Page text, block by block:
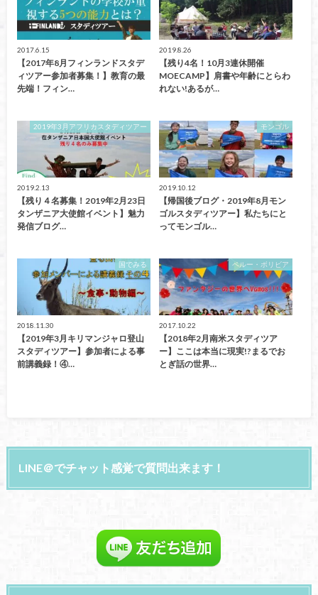
2017.6.15
【2017年8月フィンランドスタデ
ィツアー参加者募集！】教育の最
先端！フィン…
2019.8.26
【残り4名！10月3連休開催
MOECAMP】肩書や年齢にとらわ
れない!あるが…
2019年3月アフリカスタディツアー
2019.2.13
【残り４名募集！2019年2月23日
タンザニア大使館イベント】魅力
発信ブログ…
モンゴル
2019.10.12
【帰国後ブログ・2019年8月モン
ゴルスタディツアー】私たちにと
ってモンゴル…
国でみる
2018.11.30
【2019年3月キリマンジャロ登山
スタディツアー】参加者による事
前講義録！④…
ペルー・ボリビア
2017.10.22
【2018年2月南米スタディツア
ー】ここは本当に現実!?まるでお
とぎ話の世界…
LINE＠でチャット感覚で質問出来ます！